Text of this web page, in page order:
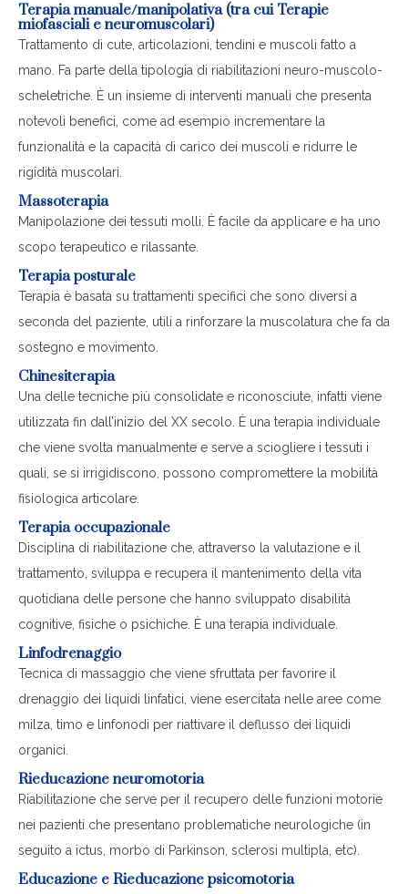
Terapia manuale/manipolativa (tra cui Terapie
miofasciali e neuromuscolari)
Trattamento di cute, articolazioni, tendini e muscoli fatto a
mano. Fa parte della tipologia di riabilitazioni neuro-muscolo-
scheletriche. È un insieme di interventi manuali che presenta
notevoli benefici, come ad esempio incrementare la
funzionalità e la capacità di carico dei muscoli e ridurre le
rigidità muscolari.
Massoterapia
Manipolazione dei tessuti molli. È facile da applicare e ha uno
scopo terapeutico e rilassante.
Terapia posturale
Terapia è basata su trattamenti specifici che sono diversi a
seconda del paziente, utili a rinforzare la muscolatura che fa da
sostegno e movimento.
Chinesiterapia
Una delle tecniche più consolidate e riconosciute, infatti viene
utilizzata fin dall’inizio del XX secolo. È una terapia individuale
che viene svolta manualmente e serve a sciogliere i tessuti i
quali, se si irrigidiscono, possono compromettere la mobilità
fisiologica articolare.
Terapia occupazionale
Disciplina di riabilitazione che, attraverso la valutazione e il
trattamento, sviluppa e recupera il mantenimento della vita
quotidiana delle persone che hanno sviluppato disabilità
cognitive, fisiche o psichiche. È una terapia individuale.
Linfodrenaggio
Tecnica di massaggio che viene sfruttata per favorire il
drenaggio dei liquidi linfatici, viene esercitata nelle aree come
milza, timo e linfonodi per riattivare il deflusso dei liquidi
organici.
Rieducazione neuromotoria
Riabilitazione che serve per il recupero delle funzioni motorie
nei pazienti che presentano problematiche neurologiche (in
seguito a ictus, morbo di Parkinson, sclerosi multipla, etc).
Educazione e Rieducazione psicomotoria